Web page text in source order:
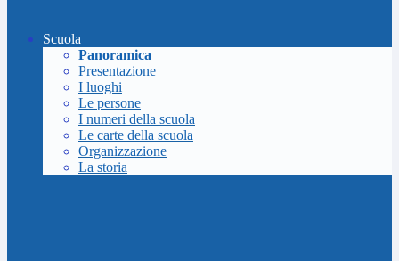
Scuola
Panoramica
Presentazione
I luoghi
Le persone
I numeri della scuola
Le carte della scuola
Organizzazione
La storia